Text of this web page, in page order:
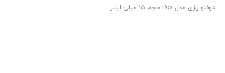
دوقلو رازی مدل Pox حجم ۱۵ میلی لیتر